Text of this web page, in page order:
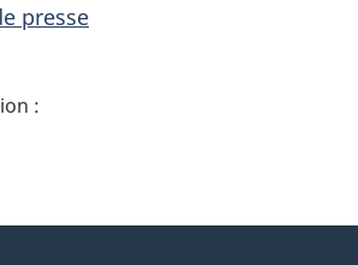
presse